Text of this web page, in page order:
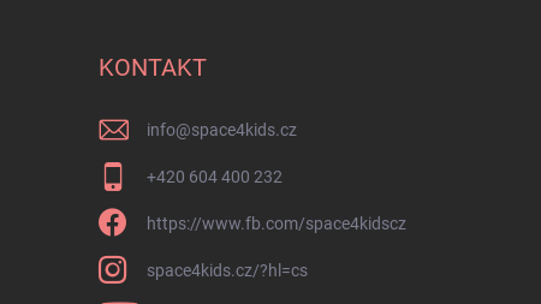
KONTAKT
info@space4kids.cz
+420 604 400 232
https://www.fb.com/space4kidscz
space4kids.cz/?hl=cs